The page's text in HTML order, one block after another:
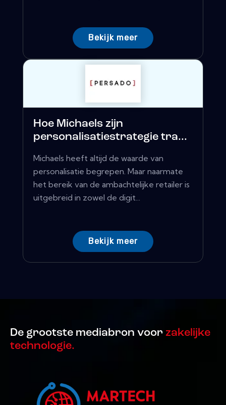
Bekijk meer
Hoe Michaels zijn
personalisatiestrategie tra...
Michaels heeft altijd de waarde van
personalisatie begrepen. Maar naarmate
het bereik van de ambachtelijke retailer is
uitgebreid in zowel de digit...
Bekijk meer
De grootste mediabron voor zakelijke
technologie.